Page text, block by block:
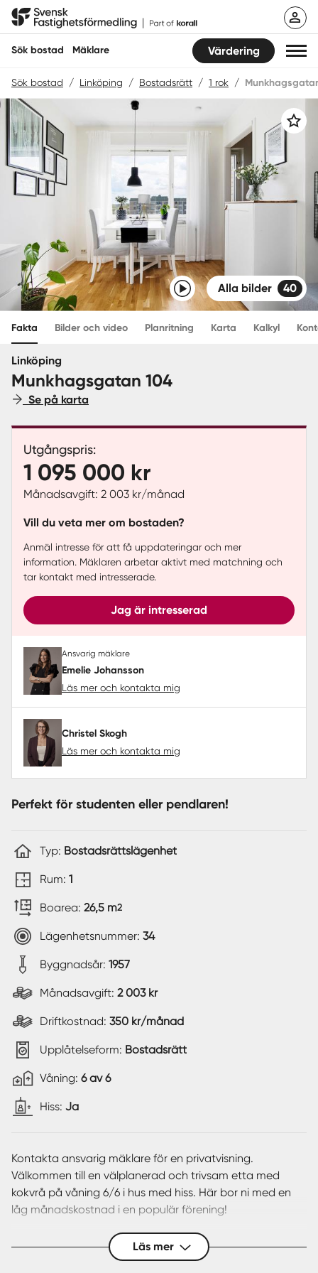
Hoppa
Svensk Fastighetsförmedling
Sök bostad Mäklare Värdering
Sök bostad
Hitta mäklare
Sälja
Guider
Start
Logga in
Sverige
Sök bostad / Linköping / Bostadsrätt / 1 rok /
Spara
VideoAlla bilder 40
Fakta Bilder och video Planritning Karta Kalkyl
Linköping
Munkhagsgatan 104
Se på karta
Utgångspris:
1 095 000 kr
Månadsavgift: 2 003 kr/månad
Vill du veta mer om bostaden?
Anmäl intresse för att få uppdateringar och mer
information. Mäklaren arbetar aktivt med matchning och
tar kontakt med intresserade.
Jag är intresserad
Ansvarig mäklare
Emelie Johansson
Läs mer och kontakta mig
Christel Skogh
Läs mer och kontakta mig
Perfekt för studenten eller pendlaren!
Typ: Bostadsrättslägenhet
Rum: 1
Boarea: 26,5 m2
Lägenhetsnummer: 34
Byggnadsår: 1957
Månadsavgift: 2 003 kr
Driftkostnad: 350 kr/månad
Upplåtelseform: Bostadsrätt
Våning: 6 av 6
Hiss: Ja
Kontakta ansvarig mäklare för en privatvisning.
Välkommen till en välplanerad och trivsam etta med
kokvrå på våning 6/6 i hus med hiss. Här bor ni med en
låg månadskostnad i en populär förening!
Högst upp med fin utsikt finner ni denna etta med kokvrå
på 26,5 yteffektiva kvadratmeter. I detta boende samsas
Läs mer